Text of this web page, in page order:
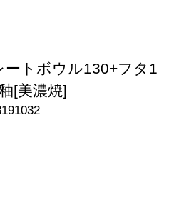
ートボウル130+フタ1
[美濃焼]